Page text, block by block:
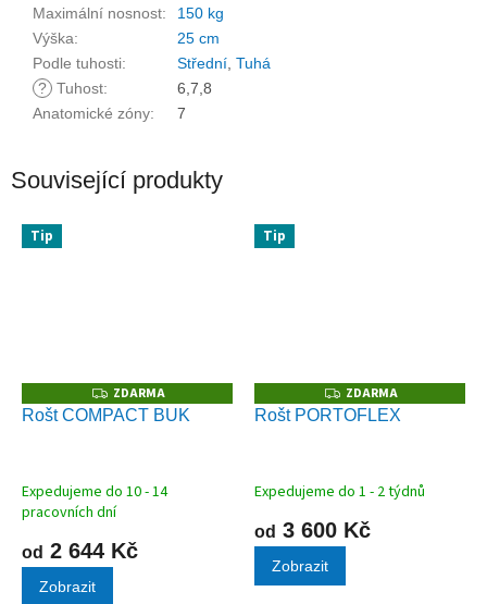
Maximální nosnost:
150 kg
Výška:
25 cm
Podle tuhosti: Střední Tuhá
? Tuhost:
6,7,8
Anatomické zóny: 7
Související produkty
Tip
Z
D
A
ZDARMA
Rošt COMPACT BUK
Expedujeme do 10 - 14
pracovních dní
od 2 644 Kč
Zobrazit
Tip
Z
D
A
ZDARMA
Rošt PORTOFLEX
Expedujeme do 1 - 2 týdnů
od 3 600 Kč
Zobrazit